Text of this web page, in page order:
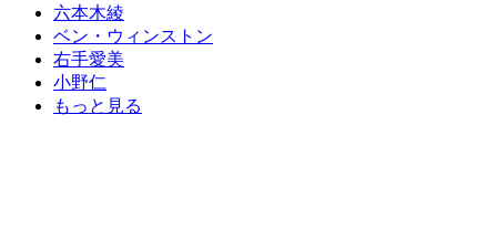
六本木綾
ベン・ウィンストン
右手愛美
小野仁
もっと見る